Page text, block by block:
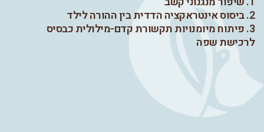
2. ביסוס אינטראקציה הדדית בין ההורה לילד
3. פיתוח מיומנויות תקשורת קדם-מילולית כבסיס
לרכישת שפה